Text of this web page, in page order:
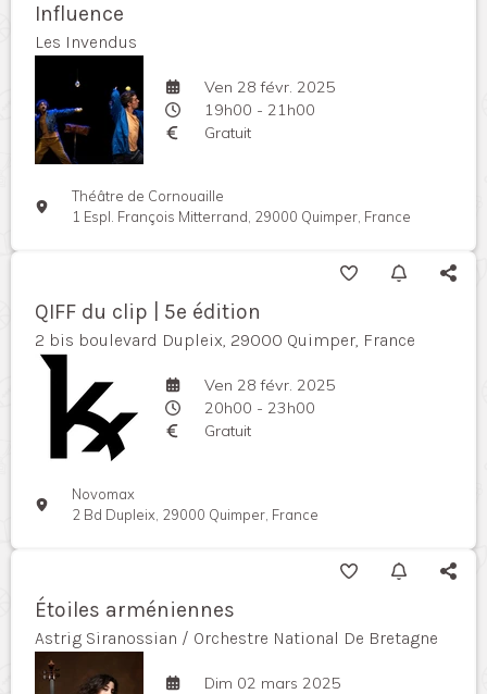
Influence
Les Invendus
Ven 28 févr. 2025
19h00 - 21h00
Gratuit
Théâtre de Cornouaille
1 Espl. François Mitterrand, 29000 Quimper, France
QIFF du clip | 5e édition
2 bis boulevard Dupleix, 29000 Quimper, France
Ven 28 févr. 2025
20h00 - 23h00
Gratuit
Novomax
2 Bd Dupleix, 29000 Quimper, France
Étoiles arméniennes
Astrig Siranossian / Orchestre National De Bretagne
Dim 02 mars 2025